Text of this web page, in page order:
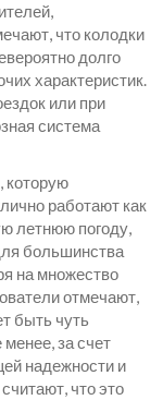
что колодки
долго
характеристик.
или при
система
которую
работают как
летнюю погоду,
большинства
на множество
отмечают,
быть чуть
за счет
надежности и
что это